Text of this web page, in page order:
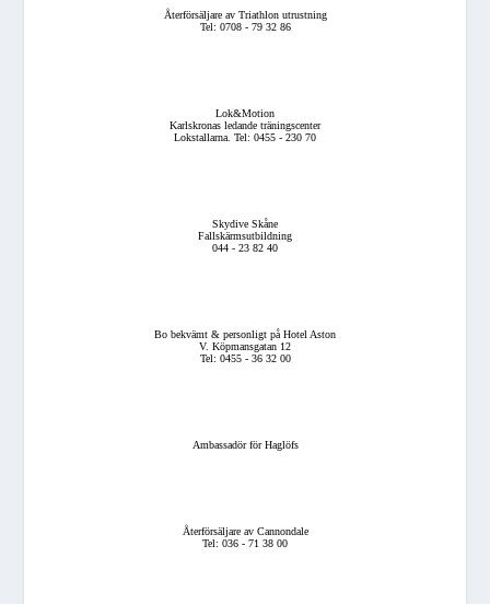
Återförsäljare av Triathlon utrustning
Tel: 0708 - 79 32 86
Lok&Motion
Karlskronas ledande träningscenter
Lokstallarna. Tel: 0455 - 230 70
Skydive Skåne
Fallskärmsutbildning
044 - 23 82 40
Bo bekvämt & personligt på Hotel Aston
V. Köpmansgatan 12
Tel: 0455 - 36 32 00
Ambassadör för Haglöfs
Återförsäljare av Cannondale
Tel: 036 - 71 38 00